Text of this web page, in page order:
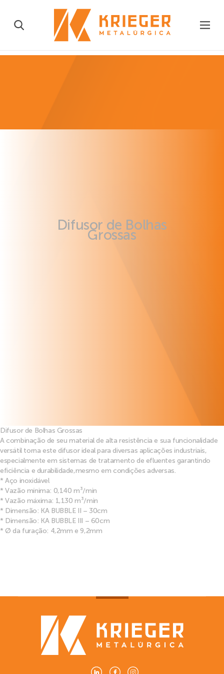
Difusor de Bolhas
Grossas
Difusor de Bolhas Grossas
A combinação de seu material de alta resistência e sua funcionalidade
versátil torna este difusor ideal para diversas aplicações industriais,
especialmente em sistemas de tratamento de efluentes garantindo
eficiência e durabilidade,mesmo em condições adversas.
* Aço inoxidável
* Vazão mínima: 0,140 m³/min
* Vazão máxima: 1,130 m³/min
* Dimensão: KA BUBBLE II – 30cm
* Dimensão: KA BUBBLE III – 60cm
* Ø da furação: 4,2mm e 9,2mm